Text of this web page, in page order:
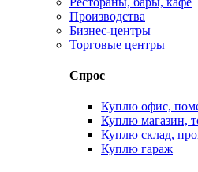
Производства
Бизнес-центры
Торговые центры
Спрос
Куплю офис,
Куплю магазин,
Куплю склад,
Куплю гараж